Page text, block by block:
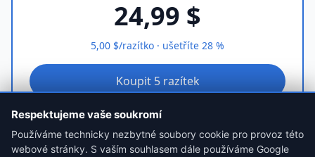
24,99 $
5,00 $/razítko · ušetříte 28 %
Koupit 5 razítek
přes rozšíření ProofSnap
Respektujeme vaše soukromí
Používáme technicky nezbytné soubory cookie pro provoz této
webové stránky. S vaším souhlasem dále používáme Google